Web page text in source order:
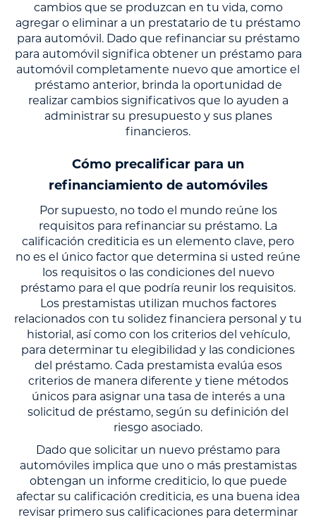
cambios que se produzcan en tu vida, como
agregar o eliminar a un prestatario de tu préstamo
para automóvil. Dado que refinanciar su préstamo
para automóvil significa obtener un préstamo para
automóvil completamente nuevo que amortice el
préstamo anterior, brinda la oportunidad de
realizar cambios significativos que lo ayuden a
administrar su presupuesto y sus planes
financieros.
Cómo precalificar para un
refinanciamiento de automóviles
Por supuesto, no todo el mundo reúne los
requisitos para refinanciar su préstamo. La
calificación crediticia es un elemento clave, pero
no es el único factor que determina si usted reúne
los requisitos o las condiciones del nuevo
préstamo para el que podría reunir los requisitos.
Los prestamistas utilizan muchos factores
relacionados con tu solidez financiera personal y tu
historial, así como con los criterios del vehículo,
para determinar tu elegibilidad y las condiciones
del préstamo. Cada prestamista evalúa esos
criterios de manera diferente y tiene métodos
únicos para asignar una tasa de interés a una
solicitud de préstamo, según su definición del
riesgo asociado.
Dado que solicitar un nuevo préstamo para
automóviles implica que uno o más prestamistas
obtengan un informe crediticio, lo que puede
afectar su calificación crediticia, es una buena idea
revisar primero sus calificaciones para determinar